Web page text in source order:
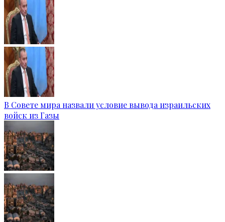
В Совете мира назвали условие вывода израильских
войск из Газы